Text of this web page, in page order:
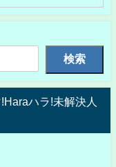
検索
ハラ!未解決人